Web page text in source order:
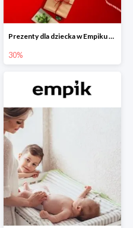
Prezenty dla dziecka w Empiku do -30%
30%